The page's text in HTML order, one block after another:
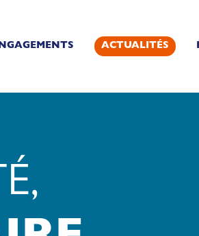
ACTUALITÉS